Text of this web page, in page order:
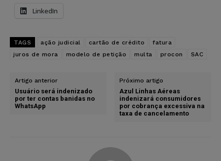
LinkedIn
TAGS ação judicial cartão de crédito
fatura
juros de mora
modelo de petição multa procon SAC
Artigo anterior
Usuário será indenizado
por ter contas banidas no
WhatsApp
Próximo artigo
Azul Linhas Aéreas
indenizará consumidores
por cobrança excessiva na
taxa de cancelamento